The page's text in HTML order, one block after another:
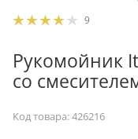
9
Рукомойник
со
Код товара:426216